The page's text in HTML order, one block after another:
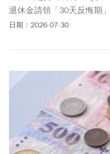
退休金請領「30天反悔期
休金，同時擴大遺屬保障
日期：2026-07-30